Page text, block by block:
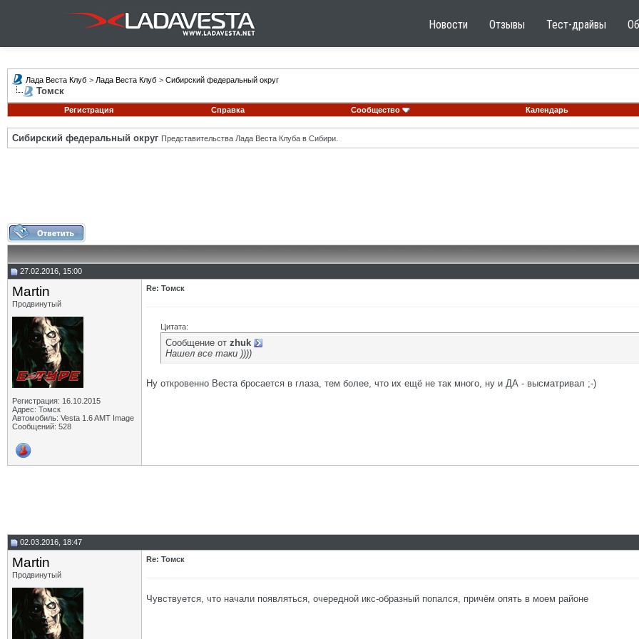
Новости Отзывы Тест-драйвы
Лада Веста Клуб > Лада Веста Клуб > Сибирский федеральный округ
Томск
Регистрация Справка Сообщество Календарь
Сибирский федеральный округ Представительства Лада Веста Клуба в Сибири.
27.02.2016, 15:00
Martin
Продвинутый
Регистрация: 16.10.2015
Адрес: Томск
Автомобиль: Vesta 1.6 AMT Image
Сообщений: 528
Re: Томск
Цитата:
Сообщение от zhuk
Нашел все таки ))))
Ну откровенно Веста бросается в глаза, тем более, что их ещё не так много, ну и ДА - высматривал ;-)
02.03.2016, 18:47
Martin
Продвинутый
Re: Томск
Чувствуется, что начали появляться, очередной икс-образный попался, причём опять в моем районе